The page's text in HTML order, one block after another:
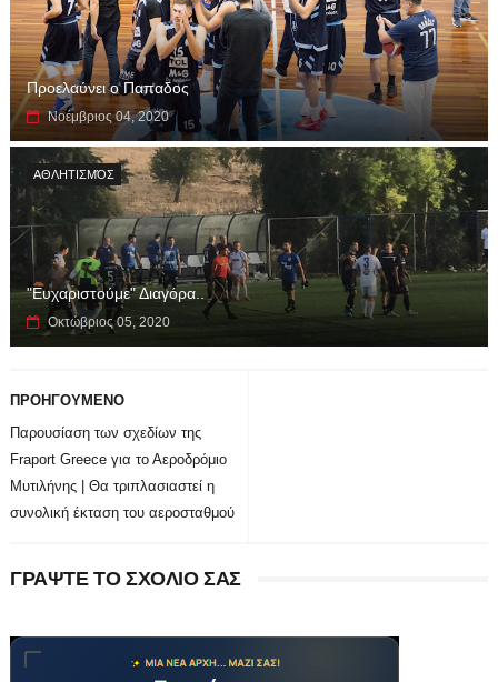
Προελαύνει ο Παπαδος
Νοέμβριος 04, 2020
ΑΘΛΗΤΙΣΜΌΣ
"Ευχαριστούμε" Διαγόρα..
Οκτώβριος 05, 2020
ΠΡΟΗΓΟΥΜΕΝΟ
Παρουσίαση των σχεδίων της
Fraport Greece για το Αεροδρόμιο
Μυτιλήνης | Θα τριπλασιαστεί η
συνολική έκταση του αεροσταθμού
ΓΡΑΨΤΕ ΤΟ ΣΧΟΛΙΟ ΣΑΣ